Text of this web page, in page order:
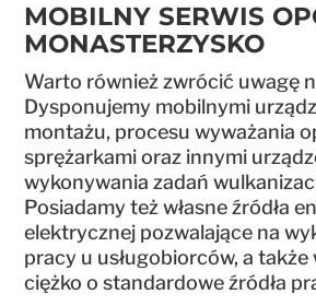
MOBILNY SERWIS
MONASTERZYSKO
Warto również zwrócić uwagę
Dysponujemy mobilnymi
montażu, procesu wyważania
sprężarkami oraz innymi
wykonywania zadań
Posiadamy też własne źródła
elektrycznej pozwalające na
pracy u usługobiorców, a także
ciężko o standardowe źródła